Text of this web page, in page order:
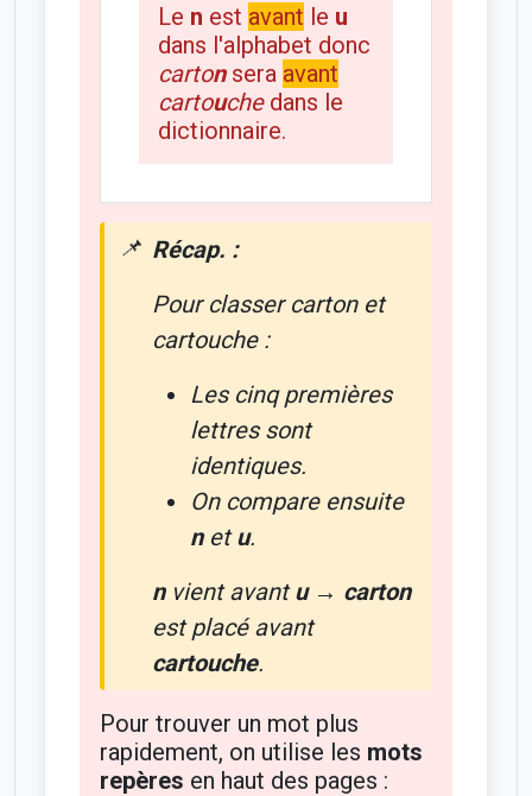
Le n est avant le u
dans l'alphabet donc
cartonsera avant
cartouchedans le
dictionnaire.
Récap. :
Pour classer cartonet
cartouche:
Les cinq premières
lettres sont
identiques.
On compare ensuite
netu.
nvient avantu→ carton
est placé avant
cartouche.
Pour trouver un mot plus
rapidement, on utilise les mots
repères en haut des pages :